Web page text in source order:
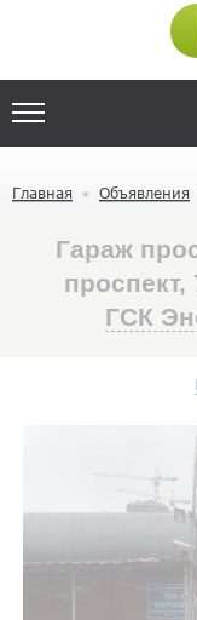
Главная Объявления
Гараж
ГСК